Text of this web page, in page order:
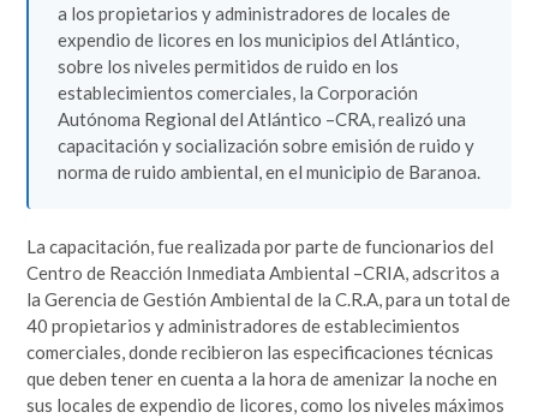
a los propietarios y administradores de locales de
expendio de licores en los municipios del Atlántico,
sobre los niveles permitidos de ruido en los
establecimientos comerciales, la Corporación
Autónoma Regional del Atlántico –CRA, realizó una
capacitación y socialización sobre emisión de ruido y
norma de ruido ambiental, en el municipio de Baranoa.
La capacitación, fue realizada por parte de funcionarios del
Centro de Reacción Inmediata Ambiental –CRIA, adscritos a
la Gerencia de Gestión Ambiental de la C.R.A, para un total de
40 propietarios y administradores de establecimientos
comerciales, donde recibieron las especificaciones técnicas
que deben tener en cuenta a la hora de amenizar la noche en
sus locales de expendio de licores, como los niveles máximos